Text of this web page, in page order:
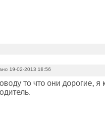
19-02-2013 18:56
то что они дорогие,